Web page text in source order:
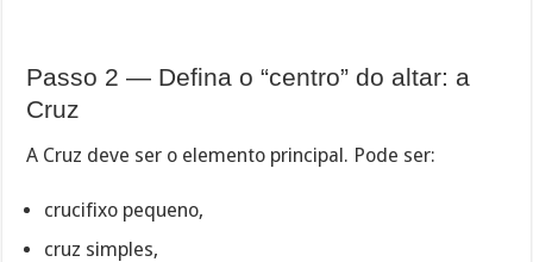
Passo 2 — Defina o “centro” do altar: a
Cruz
A Cruz deve ser o elemento principal. Pode ser:
crucifixo pequeno,
cruz simples,